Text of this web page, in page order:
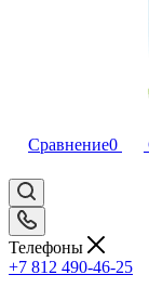
Сравнение0
Телефоны
+7 812 490-46-25